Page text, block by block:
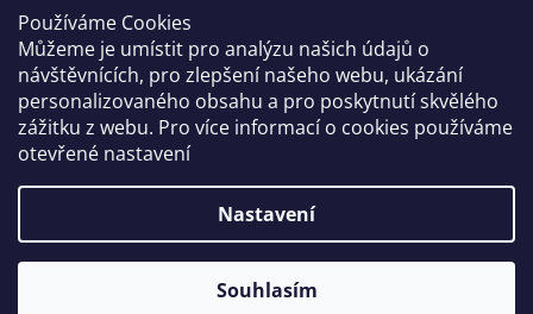
Používáme Cookies
Můžeme je umístit pro analýzu našich údajů o
návštěvnících, pro zlepšení našeho webu, ukázání
personalizovaného obsahu a pro poskytnutí skvělého
zážitku z webu. Pro více informací o cookies používáme
otevřené nastavení
Nastavení
Souhlasím
CYKLO OBLEČENÍ
Copyright 2026www.sportmen.cz. Všechna práva
vyhrazena.